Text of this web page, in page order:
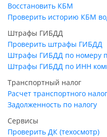
Восстановить КБМ
Проверить историю КБМ
Штрафы ГИБДД
Проверить штрафы ГИБДД
Штрафы ГИБДД по номеру
Штрафы ГИБДД по ИНН
Транспортный налог
Расчет транспортного
Задолженность по налогу
Сервисы
Проверить ДК (техосмотр)